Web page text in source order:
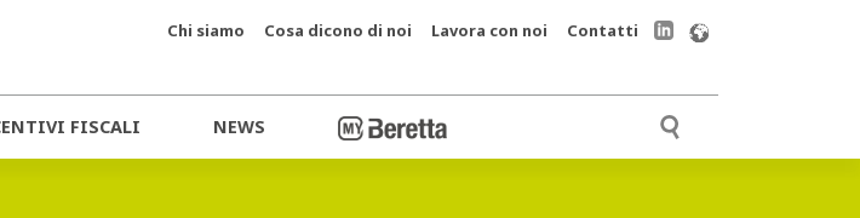
FISCALI NEWS
Chi siamo Cosa dicono di noi Lavora con noi Contatti